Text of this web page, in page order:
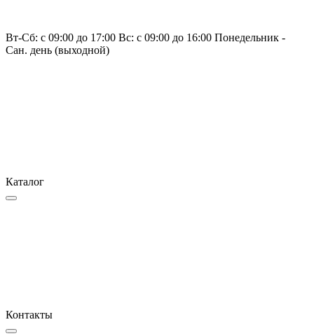
Вт-Сб: с 09:00 до 17:00 Вс: с 09:00 до 16:00 Понедельник -
Сан. день (выходной)
Каталог
Контакты